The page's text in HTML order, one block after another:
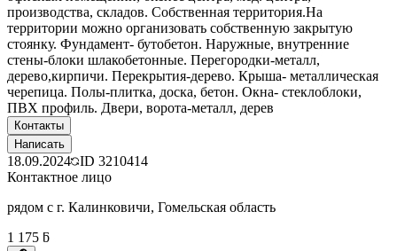
производства, складов. Собственная территория.На
территории можно организовать собственную закрытую
стоянку. Фундамент- бутобетон. Наружные, внутренние
стены-блоки шлакобетонные. Перегородки-металл,
дерево,кирпичи. Перекрытия-дерево. Крыша- металлическая
черепица. Полы-плитка, доска, бетон. Окна- стеклоблоки,
ПВХ профиль. Двери, ворота-металл, дерев
Контакты
Написать
18.09.2024 ID 3210414
Контактное лицо
рядом с г. Калинковичи, Гомельская область
1 175 ƃ